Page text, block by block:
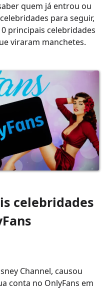
quem já entrou ou
para seguir,
principais celebridades
viraram manchetes.
celebridades
Channel, causou
conta no OnlyFans em